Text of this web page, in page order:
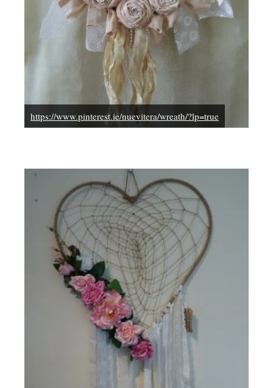
https://www.pinterest.ie/nuevitera/wreath/?lp=true